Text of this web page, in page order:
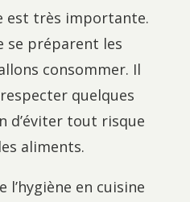
est très importante.
se préparent les
consommer. Il
quelques
d’éviter tout risque
aliments.
l’hygiène en cuisine